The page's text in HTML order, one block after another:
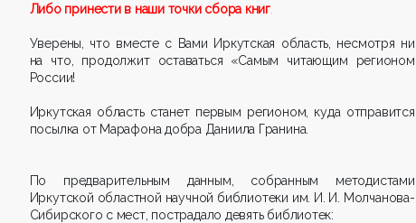
Либо принести в наши точки сбора книг
Уверены, что вместе с Вами Иркутская область, несмотря ни
на что, продолжит оставаться «Самым читающим регионом
России!
Иркутская область станет первым регионом, куда отправится
посылка от Марафона добра Даниила Гранина.
По предварительным данным, собранным методистами
Иркутской областной научной библиотеки им. И. И. Молчанова-
Сибирского с мест, пострадало девять библиотек: